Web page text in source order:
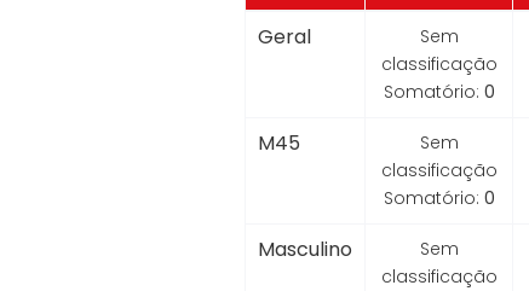
Geral
Sem
classificação
Somatório: 0
M45
Sem
classificação
Somatório: 0
Masculino
Sem
classificação